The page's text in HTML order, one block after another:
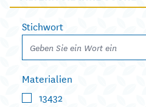
Stichwort
Materialien
13432